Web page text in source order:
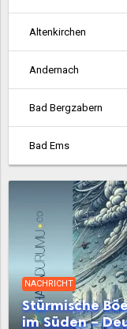
Altenkirchen
Andernach
Bad Bergzabern
Bad Ems
Bad Marienberg
Bendorf
Bingen am Rhein
Bobenheim-Roxheim
NACHRICHT
Stürmische
im Süden –